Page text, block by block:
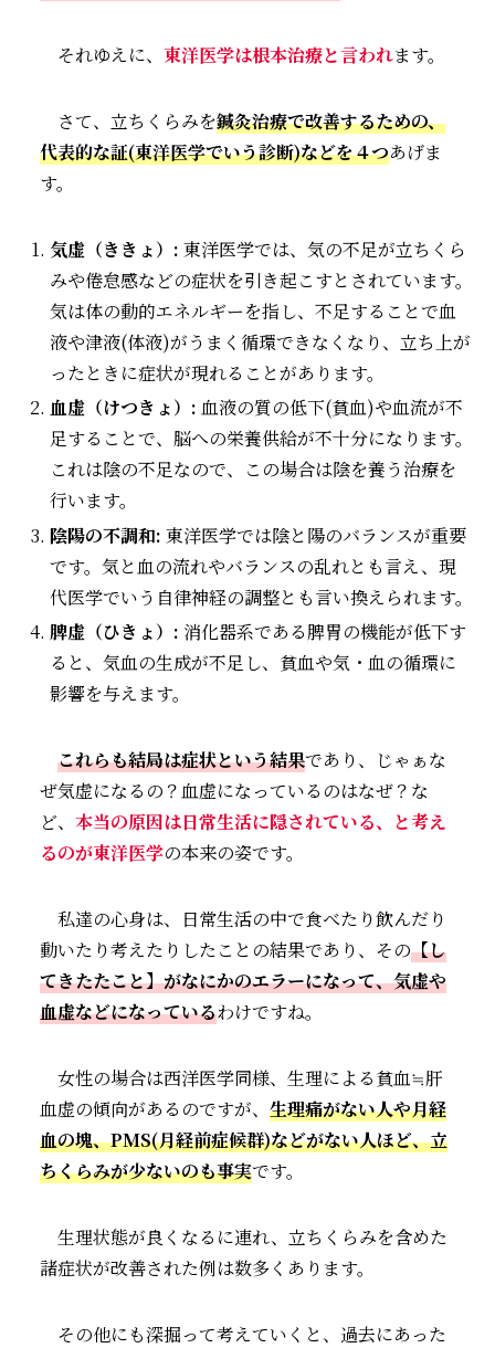
それゆえに、 東洋医学は根本治療と言われます。
さて、立ちくらみを鍼灸治療で改善するための、
代表的な証(東洋医学でいう診断)などを４つあげま
す。
気虚（ききょ）: 東洋医学では、気の不足が立ちくら
みや倦怠感などの症状を引き起こすとされています。
気は体の動的エネルギーを指し、不足することで血
液や津液(体液)がうまく循環できなくなり、立ち上が
ったときに症状が現れることがあります。
血虚（けつきょ）: 血液の質の低下(貧血)や血流が不
足することで、脳への栄養供給が不十分になります。
これは陰の不足なので、この場合は陰を養う治療を
行います。
陰陽の不調和: 東洋医学では陰と陽のバランスが重要
です。気と血の流れやバランスの乱れとも言え、現
代医学でいう自律神経の調整とも言い換えられます。
脾虚（ひきょ）: 消化器系である脾胃の機能が低下す
ると、気血の生成が不足し、貧血や気・血の循環に
影響を与えます。
これらも結局は症状という結果であり、じゃぁな
ぜ気虚になるの？血虚になっているのはなぜ？な
ど、 本当の原因は日常生活に隠されている、と考え
るのが東洋医学の本来の姿です。
私達の心身は、日常生活の中で食べたり飲んだり
動いたり考えたりしたことの結果であり、その【し
てきたたこと】がなにかのエラーになって、気虚や
血虚などになっているわけですね。
女性の場合は西洋医学同様、生理による貧血≒肝
血虚の傾向があるのですが、 生理痛がない人や月経
血の塊、PMS(月経前症候群)などがない人ほど、立
ちくらみが少ないのも事実です。
生理状態が良くなるに連れ、立ちくらみを含めた
諸症状が改善された例は数多くあります。
その他にも深掘って考えていくと、過去にあった